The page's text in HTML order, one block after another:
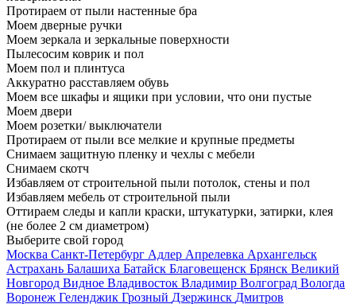
Протираем от пыли настенные бра
Моем дверные ручки
Моем зеркала и зеркальные поверхности
Пылесосим коврик и пол
Моем пол и плинтуса
Аккуратно расставляем обувь
Моем все шкафы и ящики при условии, что они пустые
Моем двери
Моем розетки/ выключатели
Протираем от пыли все мелкие и крупные предметы
Снимаем защитную пленку и чехлы с мебели
Снимаем скотч
Избавляем от строительной пыли потолок, стены и пол
Избавляем мебель от строительной пыли
Оттираем следы и капли краски, штукатурки, затирки, клея
(не более 2 см диаметром)
Выберите свой город
Москва Санкт-Петербург Адлер Апрелевка Архангельск
Астрахань Балашиха Батайск Благовещенск Брянск Великий
Новгород Видное Владивосток Владимир Волгоград Вологда
Воронеж Геленджик Грозный Дзержинск Дмитров